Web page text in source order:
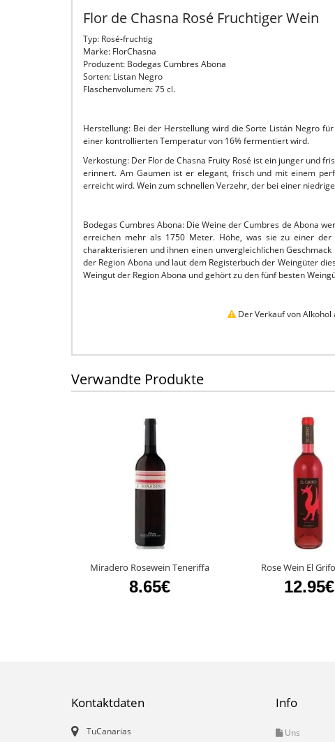
Flor de Chasna Rosé Fruchtiger Wein
Typ: Rosé-fruchtig
Marke: FlorChasna
Produzent: Bodegas Cumbres Abona
Sorten: Listan Negro
Flaschenvolumen: 75 cl.
Herstellung: Bei der Herstellung wird die Sorte Listán Negro
einer kontrollierten Temperatur von 16% fermentiert wird.
Verkostung: Der Flor de Chasna Fruity Rosé ist ein junger und
erinnert. Am Gaumen ist er elegant, frisch und mit einem
erreicht wird. Wein zum schnellen Verzehr, der bei einer
Bodegas Cumbres Abona: Die Weine der Cumbres de Abona
erreichen mehr als 1750 Meter. Höhe, was sie zu einer der
charakterisieren und ihnen einen unvergleichlichen
der Region Abona und laut dem Registerbuch der Weingüter
Weingut der Region Abona und gehört zu den fünf besten
Der Verkauf von
Verwandte Produkte
Miradero Rosewein Teneriffa
8.65€
Rose Wein El
12.95€
Kontaktdaten
TuCanarias
Info
Uns